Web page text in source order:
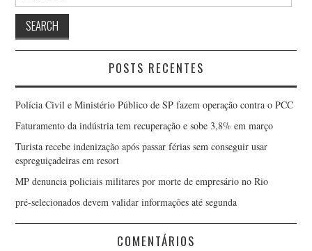
POSTS RECENTES
Polícia Civil e Ministério Público de SP fazem operação contra o PCC
Faturamento da indústria tem recuperação e sobe 3,8% em março
Turista recebe indenização após passar férias sem conseguir usar
espreguiçadeiras em resort
MP denuncia policiais militares por morte de empresário no Rio
pré-selecionados devem validar informações até segunda
COMENTÁRIOS